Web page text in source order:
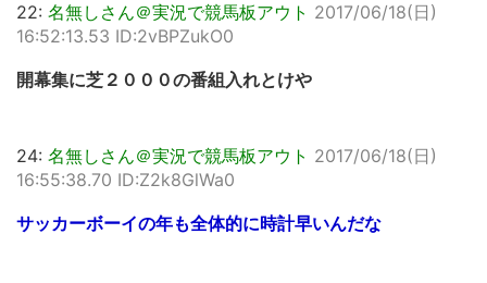
22: 名無しさん＠実況で競馬板アウト 2017/06/18(日)
16:52:13.53 ID:2vBPZukO0
開幕集に芝２０００の番組入れとけや
24: 名無しさん＠実況で競馬板アウト 2017/06/18(日)
16:55:38.70 ID:Z2k8GlWa0
サッカーボーイの年も全体的に時計早いんだな